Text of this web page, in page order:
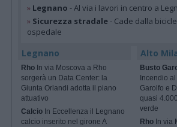
» Legnano - Al via i lavori in centro a
» Sicurezza stradale- Cade dalla
ospedale
Legnano
Rho In via Moscova a Rho
sorgerà un Data Center: la
Giunta Orlandi adotta il piano
attuativo
Calcio In Eccellenza il Legnano
calcio inserito nel girone A
Alto
Busto
Incendio
Garolfo e
quasi
verde
RhoIn via